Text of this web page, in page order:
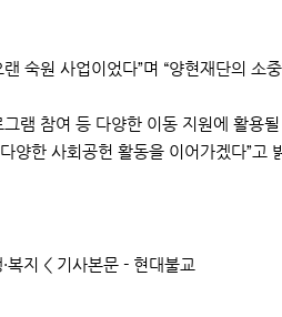
숙원 사업이었다”며 “양현재단의
램 참여 등 다양한 이동 지원에 활용될
양한 사회공헌 활동을 이어가겠다”고
복지 < 기사본문 - 현대불교